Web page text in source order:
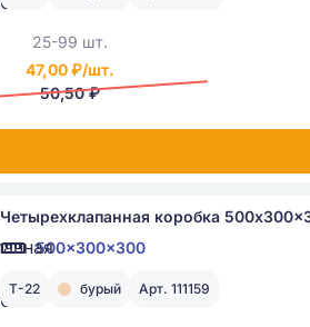
25-99 шт.
47,00 ₽/шт.
50,50 ₽
Четырехклапанная коробка
500x300x300
Т-22 бурый Арт. 111159